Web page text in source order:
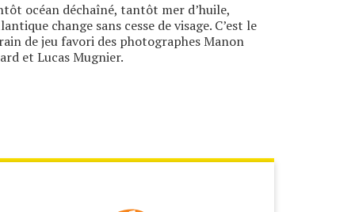
océan déchaîné, tantôt mer d’huile,
change sans cesse de visage. C’est le
de jeu favori des photographes Manon
et Lucas Mugnier.